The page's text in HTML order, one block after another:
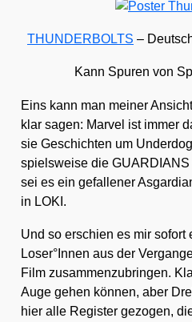
THUNDERBOLTS –
Kann Spu­ren von
Eins kann man mei­ner
klar sagen: Mar­vel ist immer
sie Geschich­ten um
spiels­wei­se die
sei es ein gefal­le­ner
in LOKI.
Und so erschien es mir sofort
Loser°Innen aus der
Film zusam­men­zu­brin­gen.
Auge gehen kön­nen, aber
hier alle Regis­ter gezo­gen,